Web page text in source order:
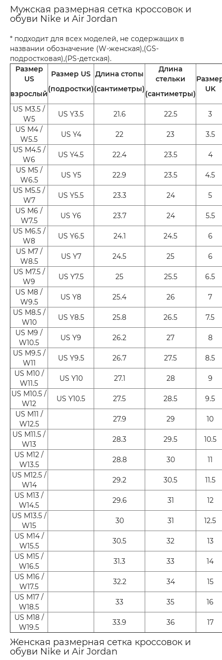
Мужская размерная сетка кроссовок и
обуви Nike и Air Jordan
* подходит для всех моделей, не содержащих в
названии обозначение (W-женская),(GS-
подростковая),(PS-детская).
Размер
US
взрослый
Размер US
(подростки)
Длина стопы
(сантиметры)
Длина
стельки
(сантиметры)
UK
US M3.5 /
W5
US Y3.5 21.6 22.5
3
US M4 /
W5.5
US Y4 22 23
3.5
US M4.5 /
W6
US Y4.5 22.4 23.5
4
US M5 /
W6.5
US Y5 22.9 23.5
4.5
US M5.5 /
W7
US Y5.5 23.3 24
5
US M6 /
W7.5
US Y6 23.7 24
5.5
US M6.5 /
W8
US Y6.5 24.1 24.5
6
US M7 /
W8.5
US Y7 24.5 25
6
US M7.5 /
W9
US Y7.5 25 25.5
6.5
US M8 /
W9.5
US Y8 25.4 26
7
US M8.5 /
W10
US Y8.5 25.8 26.5
7.5
US M9 /
W10.5
US Y9 26.2 27
8
US M9.5 /
W11
US Y9.5 26.7 27.5
8.5
US M10 /
W11.5
US Y10 27.1 28
9
US M10.5 /
W12
US Y10.5 27.5 28.5
9.5
US M11 /
W12.5
27.9 29
10
US M11.5 /
W13
28.3 29.5
10.5
US M12 /
W13.5
28.8 30
11
US M12.5 /
W14
29.2 30.5
11.5
US M13 /
W14.5
29.6 31
12
US M13.5 /
W15
30 31
12.5
US M14 /
W15.5
30.5 32
13
US M15 /
W16.5
31.3 33
14
US M16 /
W17.5
32.2 34
15
US M17 /
W18.5
33 35
16
US M18 /
W19.5
33.9 36 17
Женская размерная сетка кроссовок и
обуви Nike и Air Jordan